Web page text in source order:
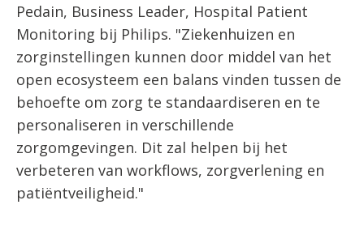
Pedain, Business Leader, Hospital Patient
Monitoring bij Philips. "Ziekenhuizen en
zorginstellingen kunnen door middel van het
open ecosysteem een balans vinden tussen de
behoefte om zorg te standaardiseren en te
personaliseren in verschillende
zorgomgevingen. Dit zal helpen bij het
verbeteren van workflows, zorgverlening en
patiëntveiligheid."